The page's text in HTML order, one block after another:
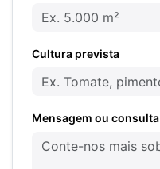
Cultura prevista
Mensagem ou consulta